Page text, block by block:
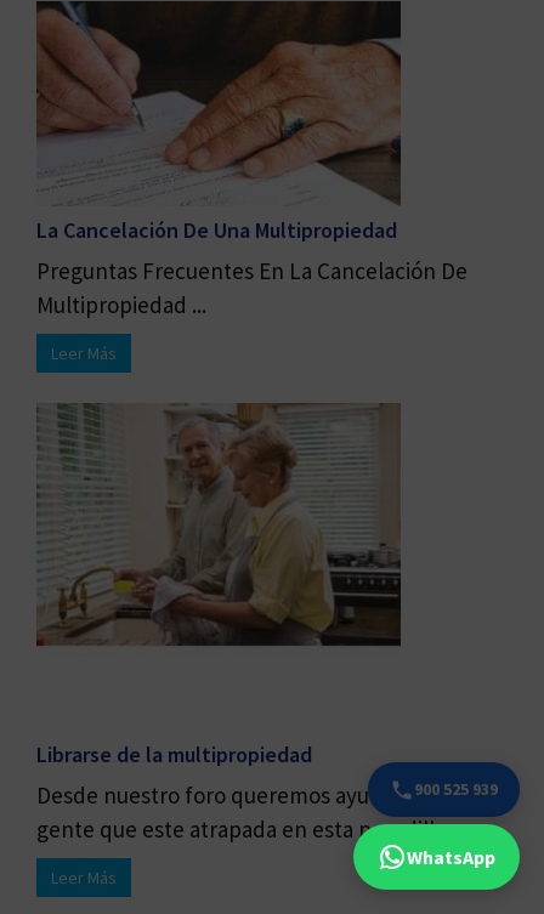
La Cancelación De Una Multipropiedad
Preguntas Frecuentes En La Cancelación De
Multipropiedad ...
Leer Más
Librarse de la multipropiedad
Desde nuestro foro queremos ayudar a toda la
gente que este atrapada en esta pesadilla ...
Leer Más
WhatsApp
900 525 939